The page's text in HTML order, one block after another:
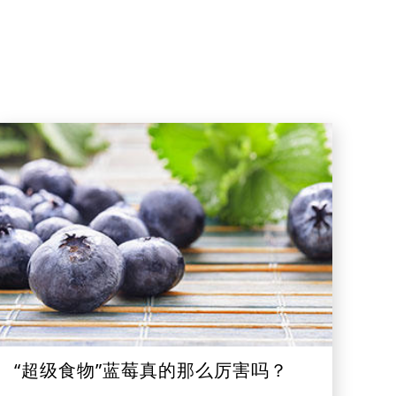
“超级食物”蓝莓真的那么厉害吗？